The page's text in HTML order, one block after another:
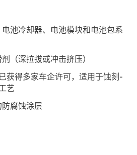
池冷却器、电池模块和电池包系
（深拉拔或冲击挤压）
获得多家车企许可，适用于蚀刻-
艺
腐蚀涂层